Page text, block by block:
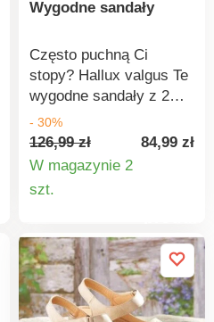
Wygodne sandały
Często puchną Ci
stopy? Hallux valgus Te
wygodne sandały z 2
regulowanymi paskami
na rzepy są idealne w
takich przypadkach.
Wyściełana pięta i
wkładka.
- 30%
126,99 zł
84,99 zł
W magazynie 2
szt.